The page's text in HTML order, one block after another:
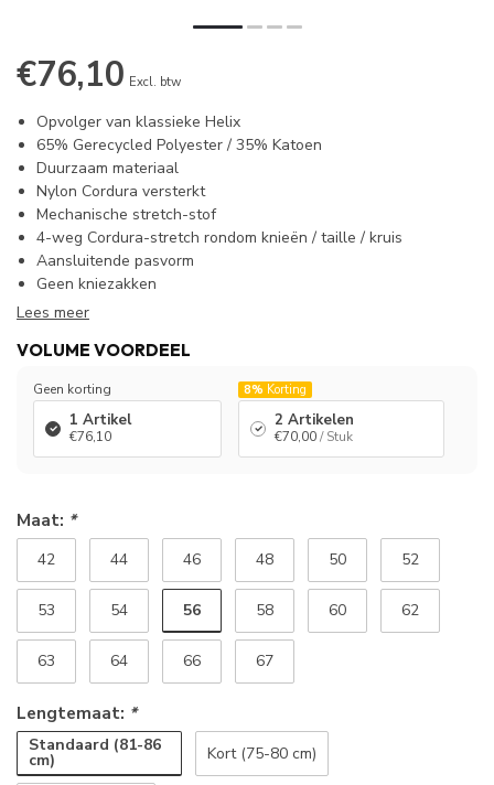
€76,10 Excl. btw
Opvolger van klassieke Helix
65% Gerecycled Polyester / 35% Katoen
Duurzaam materiaal
Nylon Cordura versterkt
Mechanische stretch-stof
4-weg Cordura-stretch rondom knieën / taille / kruis
Aansluitende pasvorm
Geen kniezakken
Lees meer
VOLUME VOORDEEL
Geen korting
1 Artikel
€76,10
8% Korting
2 Artikelen
€70,00/ Stuk
Maat: *
42 44 46 48 50 52
53 54 56 58 60 62
63 64 66 67
Lengtemaat: *
Standaard (81-86
cm) Kort (75-80 cm)